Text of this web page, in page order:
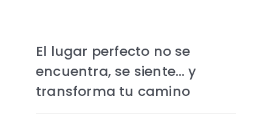
El lugar perfecto no se
encuentra, se siente… y
transforma tu camino